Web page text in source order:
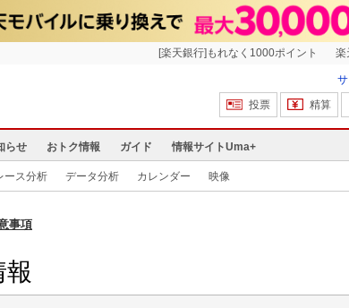
[楽天銀行]もれなく1000ポイント 楽
投票
精算
らせ おトク情報 ガイド 情報サイトUma+
ース分析 データ分析 カレンダー 映像
事項